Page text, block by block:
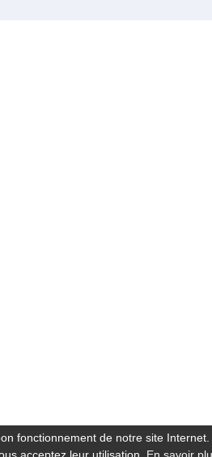
fonctionnement de notre site Internet.